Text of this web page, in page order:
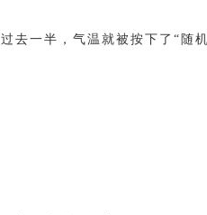
去一半，气温就被按下了“随